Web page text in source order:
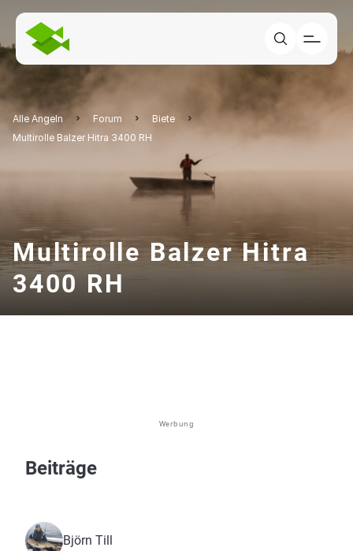
Alle Angeln Forum
Biete
Multirolle Balzer Hitra 3400 RH
Multirolle Balzer Hitra
3400 RH
Werbung
Beiträge
Björn Till